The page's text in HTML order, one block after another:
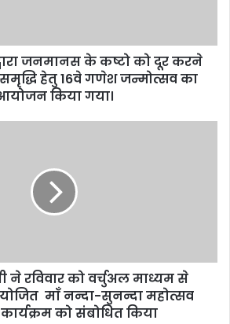
जनमानस के कष्टो को दूर करने
हेतु 16वे गणेश जन्मोत्सव का
किया गया।
ने रविवार को वर्चुअल माध्यम से
माँ नन्दा-सुनन्दा महोत्सव
को संबोधित किया